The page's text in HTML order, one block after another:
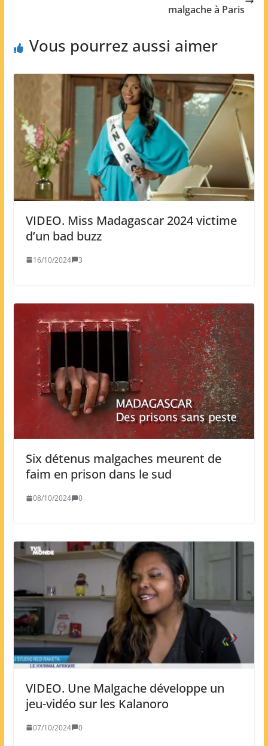
malgache à Paris
Vous pourrez aussi aimer
VIDEO. Miss Madagascar 2024 victime
d’un bad buzz
16/10/2024 3
Six détenus malgaches meurent de
faim en prison dans le sud
08/10/2024 0
VIDEO. Une Malgache développe un
jeu-vidéo sur les Kalanoro
07/10/2024 0